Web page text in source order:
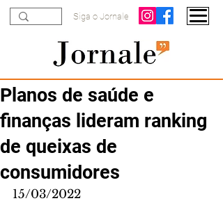
Siga o Jornale
Planos de saúde e
finanças lideram ranking
de queixas de
consumidores
15/03/2022